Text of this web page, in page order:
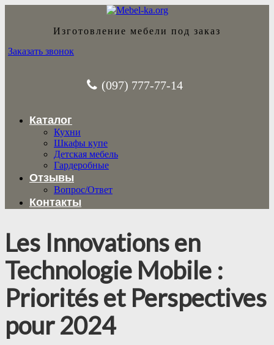
Изготовление мебели под заказ
Заказать звонок
(097) 777-77-14
Каталог
Кухни
Шкафы купе
Детская мебель
Гардеробные
Отзывы
Вопрос/Ответ
Контакты
Les Innovations en
Technologie Mobile :
Priorités et Perspectives
pour 2024